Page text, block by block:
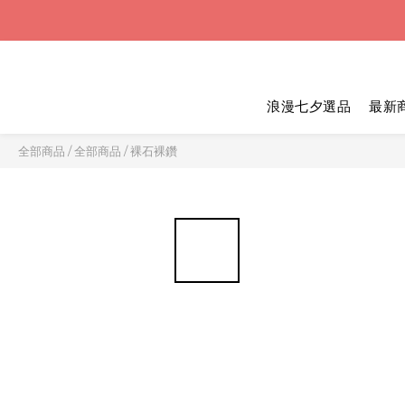
浪漫七夕選品 最新
全部商品 /全部商品 /裸石裸鑽